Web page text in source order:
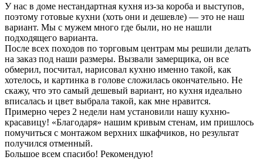
У нас в доме нестандартная кухня из-за короба и выступов,
поэтому готовые кухни (хоть они и дешевле) — это не наш
вариант. Мы с мужем много где были, но не нашли
подходящего варианта.
После всех походов по торговым центрам мы решили делать
на заказ под наши размеры. Вызвали замерщика, он все
обмерил, посчитал, нарисовал кухню именно такой, как
хотелось, и картинка в голове сложилась окончательно. Не
скажу, что это самый дешевый вариант, но кухня идеально
вписалась и цвет выбрала такой, как мне нравится.
Примерно через 2 недели нам установили нашу кухню-
красавицу! «Благодаря» нашим кривым стенам, им пришлось
помучиться с монтажом верхних шкафчиков, но результат
получился отменный.
Большое всем спасибо! Рекомендую!